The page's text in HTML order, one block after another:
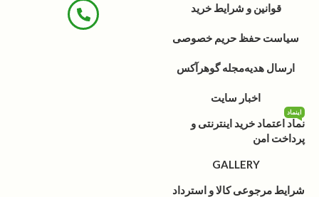
قوانین و شرایط خرید
سیاست حفظ حریم خصوصی
ارسال هدیهمجله گوهرآکس
اخبار سایت
نماد اعتماد خرید اینترنتی و
پرداخت امن
اینماد
GALLERY
شرایط مرجوعی کالا و استرداد